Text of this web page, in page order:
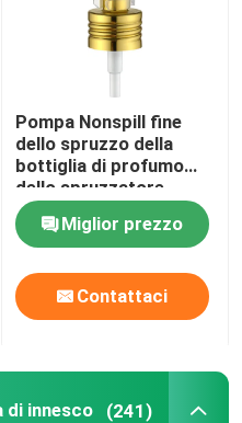
dello smalto
credito
Pompa Nonspill fine
dello spruzzo della
bottiglia di profumo
dello spruzzatore
K405-2 della foschia
dell'oro durevole
Miglior prezzo
Contattaci
di innesco (241)